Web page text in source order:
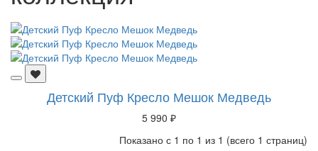
Детский Пуф Кресло Мешок Медведь
5 990 ₽
Показано с 1 по 1 из 1 (всего 1 страниц)